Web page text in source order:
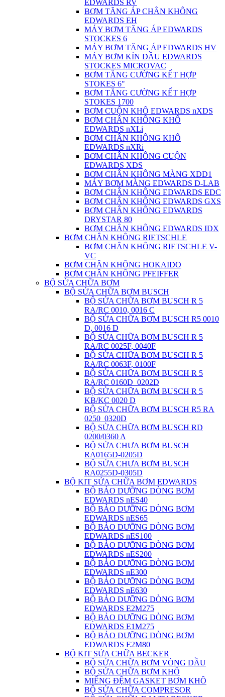
EDWARDS RV
BƠM TĂNG ÁP CHÂN KHÔNG
EDWARDS EH
MÁY BƠM TĂNG ÁP EDWARDS
STOCKES 6
MÁY BƠM TĂNG ÁP EDWARDS HV
MÁY BƠM KÍN DẦU EDWARDS
STOCKES MICROVAC
BƠM TĂNG CƯỜNG KẾT HỢP
STOKES 6"
BƠM TĂNG CƯỜNG KẾT HỢP
STOKES 1700
BƠM CUỘN KHÔ EDWARDS nXDS
BƠM CHÂN KHÔNG KHÔ
EDWARDS nXLi
BƠM CHÂN KHÔNG KHÔ
EDWARDS nXRi
BƠM CHÂN KHÔNG CUỘN
EDWARDS XDS
BƠM CHÂN KHÔNG MÀNG XDD1
MÁY BƠM MÀNG EDWARDS D-LAB
BƠM CHÂN KHÔNG EDWARDS EDC
BƠM CHÂN KHÔNG EDWARDS GXS
BƠM CHÂN KHÔNG EDWARDS
DRYSTAR 80
BƠM CHÂN KHÔNG EDWARDS IDX
BƠM CHÂN KHÔNG RIETSCHLE
BƠM CHÂN KHÔNG RIETSCHLE V-
VC
BƠM CHÂN KHÔNG HOKAIDO
BƠM CHÂN KHÔNG PFEIFFER
BỘ SỬA CHỮA BƠM
BỘ SỬA CHỮA BƠM BUSCH
BỘ SỬA CHỮA BƠM BUSCH R 5
RA/RC 0010, 0016 C
BỘ SỬA CHỮA BƠM BUSCH R5 0010
D, 0016 D
BỘ SỬA CHỮA BƠM BUSCH R 5
RA/RC 0025F, 0040F
BỘ SỬA CHỮA BƠM BUSCH R 5
RA/RC 0063F, 0100F
BỘ SỬA CHỮA BƠM BUSCH R 5
RA/RC 0160D_0202D
BỘ SỬA CHỮA BƠM BUSCH R 5
KB/KC 0020 D
BỘ SỬA CHỮA BƠM BUSCH R5 RA
0250_0320D
BỘ SỬA CHỮA BƠM BUSCH RD
0200/0360 A
BỘ SỬA CHƯA BƠM BUSCH
RA0165D-0205D
BỘ SỬA CHƯA BƠM BUSCH
RA0255D-0305D
BỘ KIT SỬA CHỮA BƠM EDWARDS
BỘ BẢO DƯỠNG DÒNG BƠM
EDWARDS nES40
BỘ BẢO DƯỠNG DÒNG BƠM
EDWARDS nES65
BỘ BẢO DƯỠNG DÒNG BƠM
EDWARDS nES100
BỘ BẢO DƯỠNG DÒNG BƠM
EDWARDS nES200
BỘ BẢO DƯỠNG DÒNG BƠM
EDWARDS nE300
BỘ BẢO DƯỠNG DÒNG BƠM
EDWARDS nE630
BỘ BẢO DƯỠNG DÒNG BƠM
EDWARDS E2M275
BỘ BẢO DƯỠNG DÒNG BƠM
EDWARDS E1M275
BỘ BẢO DƯỠNG DÒNG BƠM
EDWARDS E2M80
BỘ KIT SỬA CHỮA BECKER
BỘ SỬA CHỮA BƠM VÒNG DẦU
BỘ SỬA CHỮA BƠM KHÔ
MIẾNG ĐỆM GASKET BƠM KHÔ
BỘ SỬA CHỮA COMPRESOR